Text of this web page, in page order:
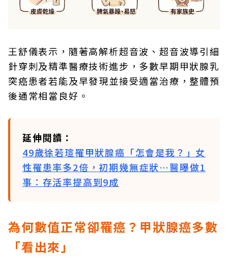
王舒儀表示，隨著高解析超音波、超音波導引細
針穿刺及精準醫療技術進步，多數早期甲狀腺乳
突癌患者若能及早發現並接受適當治療，整體預
後通常相當良好。
延伸閱讀：
49歲徐若瑄罹甲狀腺癌「怎會是我？」女
性罹患率多2倍，初期幾無症狀…醫曝做1
事：存活率提高到9成
為何數值正常卻罹癌？甲狀腺癌多數
「看出來」